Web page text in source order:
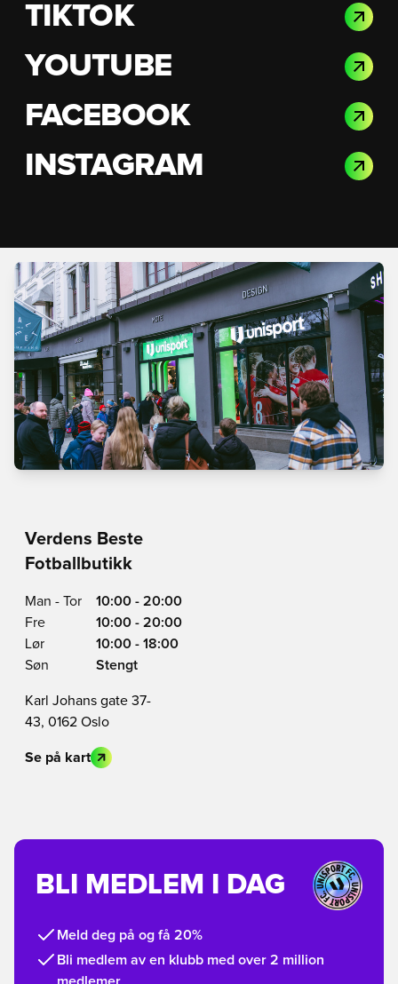
TIKTOK
YOUTUBE
FACEBOOK
INSTAGRAM
Verdens Beste
Fotballbutikk
Man - Tor
10:00 - 20:00
Fre
10:00 - 20:00
Lør
10:00 - 18:00
Søn
Stengt
Karl Johans gate 37-
43, 0162 Oslo
Se på kart
BLI MEDLEM I DAG
Meld deg på og få 20%
Bli medlem av en klubb med over 2 million